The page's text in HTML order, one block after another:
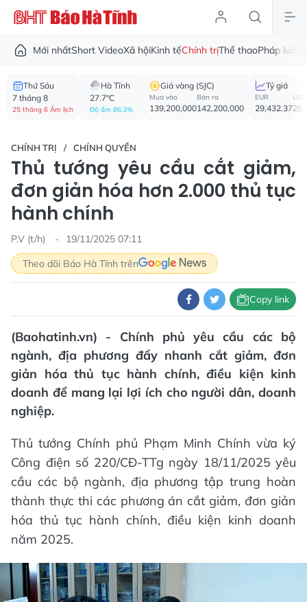
Mới nhấtShort VideoXã hộiKinh tếChính trịThể thaoPháp luật
Thứ Sáu
7 tháng 8
25 tháng 6 Âm lịch
Hà Tĩnh
27.7°C
Độ ẩm 86.3%
Giá vàng (SJC)
Mua vào
139,200,000
Bán ra
142,200,000
Tỷ giá
EUR
29,432.37
USD
CHÍNH TRỊ CHÍNH QUYỀN
Thủ tướng yêu cầu cắt giảm,
đơn giản hóa hơn 2.000 thủ tục
hành chính
P.V (t/h)
19/11/2025 07:11
Theo dõi Báo Hà Tĩnh trên
Copy link
(Baohatinh.vn) - Chính phủ yêu cầu các bộ
ngành, địa phương đẩy nhanh cắt giảm, đơn
giản hóa thủ tục hành chính, điều kiện kinh
doanh để mang lại lợi ích cho người dân, doanh
nghiệp.
Thủ tướng Chính phủ Phạm Minh Chính vừa ký
Công điện số 220/CĐ-TTg ngày 18/11/2025 yêu
cầu các bộ ngành, địa phương tập trung hoàn
thành thực thi các phương án cắt giảm, đơn giản
hóa thủ tục hành chính, điều kiện kinh doanh
năm 2025.